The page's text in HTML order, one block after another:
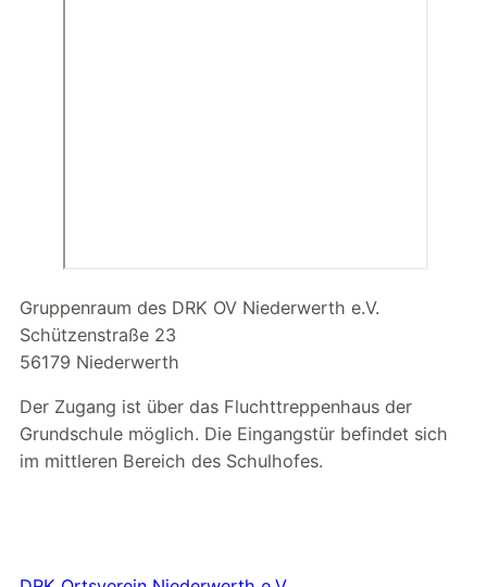
Gruppenraum des DRK OV Niederwerth e.V.
Schützenstraße 23
56179 Niederwerth
Der Zugang ist über das Fluchttreppenhaus der
Grundschule möglich. Die Eingangstür befindet sich
im mittleren Bereich des Schulhofes.